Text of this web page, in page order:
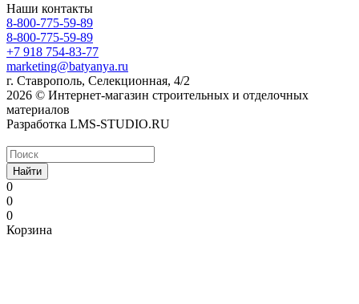
Наши контакты
8-800-775-59-89
8-800-775-59-89
+7 918 754-83-77
marketing@batyanya.ru
г. Ставрополь, Селекционная, 4/2
2026 © Интернет-магазин строительных и отделочных
материалов
Разработка LMS-STUDIO.RU
Найти
0
0
0
Корзина